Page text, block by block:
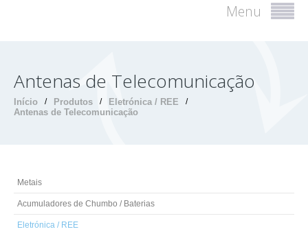
Menu
Antenas de Telecomunicação
Início / Produtos / Eletrónica / REE /
Antenas de Telecomunicação
Metais
Acumuladores de Chumbo / Baterias
Eletrónica / REE